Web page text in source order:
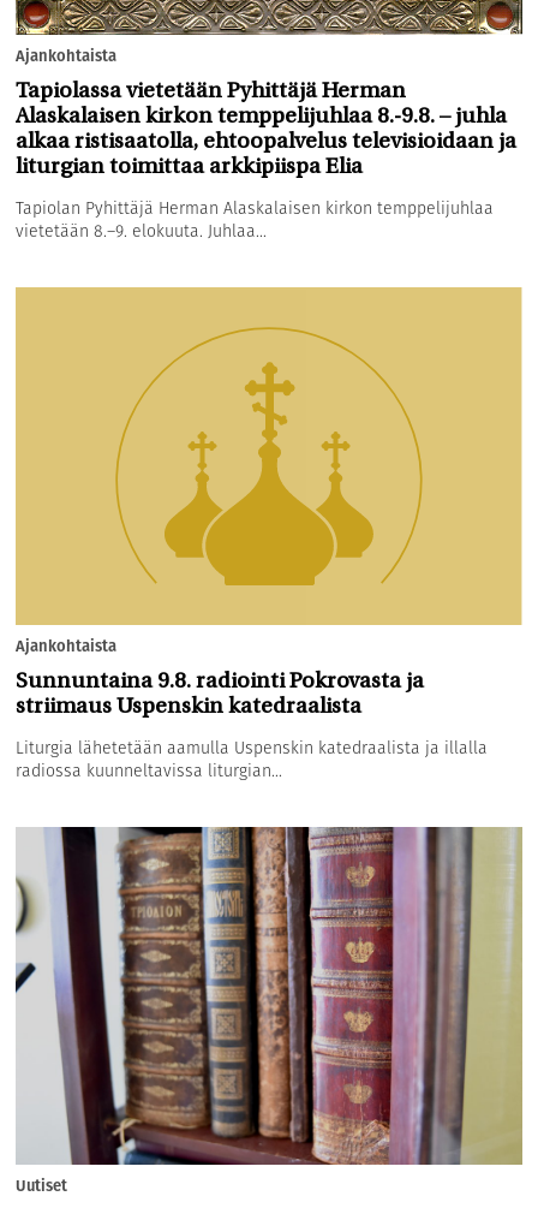
Ajankohtaista
Tapiolassa vietetään Pyhittäjä Herman
Alaskalaisen kirkon temppelijuhlaa 8.-9.8. – juhla
alkaa ristisaatolla, ehtoopalvelus televisioidaan ja
liturgian toimittaa arkkipiispa Elia
Tapiolan Pyhittäjä Herman Alaskalaisen kirkon temppelijuhlaa
vietetään 8.–9. elokuuta. Juhlaa...
Ajankohtaista
Sunnuntaina 9.8. radiointi Pokrovasta ja
striimaus Uspenskin katedraalista
Liturgia lähetetään aamulla Uspenskin katedraalista ja illalla
radiossa kuunneltavissa liturgian...
Uutiset